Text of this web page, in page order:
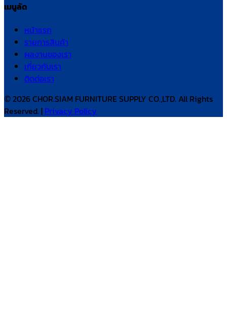
เมนูลัด
หน้าแรก
รายการสินค้า
ผลงานของเรา
เกี่ยวกับเรา
ติดต่อเรา
© 2026 CHOR.SIAM FURNITURE SUPPLY CO.,LTD. All Rights
Reserved. | Privacy Policy